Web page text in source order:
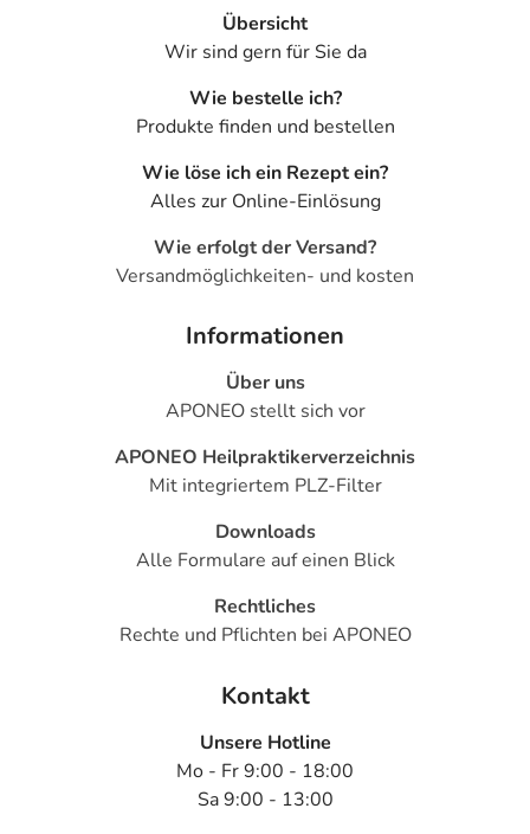
Übersicht
Wir sind gern für Sie da
Wie bestelle ich?
Produkte finden und bestellen
Wie löse ich ein Rezept ein?
Alles zur Online-Einlösung
Wie erfolgt der Versand?
Versandmöglichkeiten- und kosten
Informationen
Über uns
APONEO stellt sich vor
APONEO Heilpraktikerverzeichnis
Mit integriertem PLZ-Filter
Downloads
Alle Formulare auf einen Blick
Rechtliches
Rechte und Pflichten bei APONEO
Kontakt
Unsere Hotline
Mo - Fr 9:00 - 18:00
Sa 9:00 - 13:00